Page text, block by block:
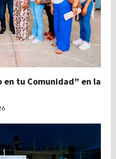
tu Comunidad” en la